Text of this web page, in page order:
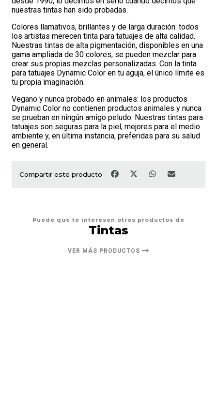
nuestras tintas han sido probadas.
Colores llamativos, brillantes y de larga duración: todos
los artistas merecen tinta para tatuajes de alta calidad.
Nuestras tintas de alta pigmentación, disponibles en una
gama ampliada de 30 colores, se pueden mezclar para
crear sus propias mezclas personalizadas. Con la tinta
para tatuajes Dynamic Color en tu aguja, el único límite es
tu propia imaginación.
Vegano y nunca probado en animales: los productos
Dynamic Color no contienen productos animales y nunca
se prueban en ningún amigo peludo. Nuestras tintas para
tatuajes son seguras para la piel, mejores para el medio
ambiente y, en última instancia, preferidas para su salud
en general.
Compartir este producto
Puede que te interesen otros productos de
Tintas
VER MÁS PRODUCTOS